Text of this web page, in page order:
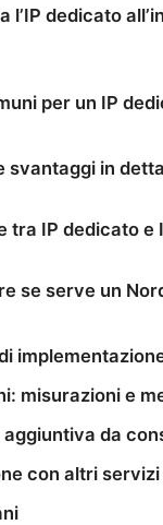
l’IP dedicato
per un IP
svantaggi in
tra IP dedicato e
se serve un
misurazioni e
aggiuntiva da
con altri servizi